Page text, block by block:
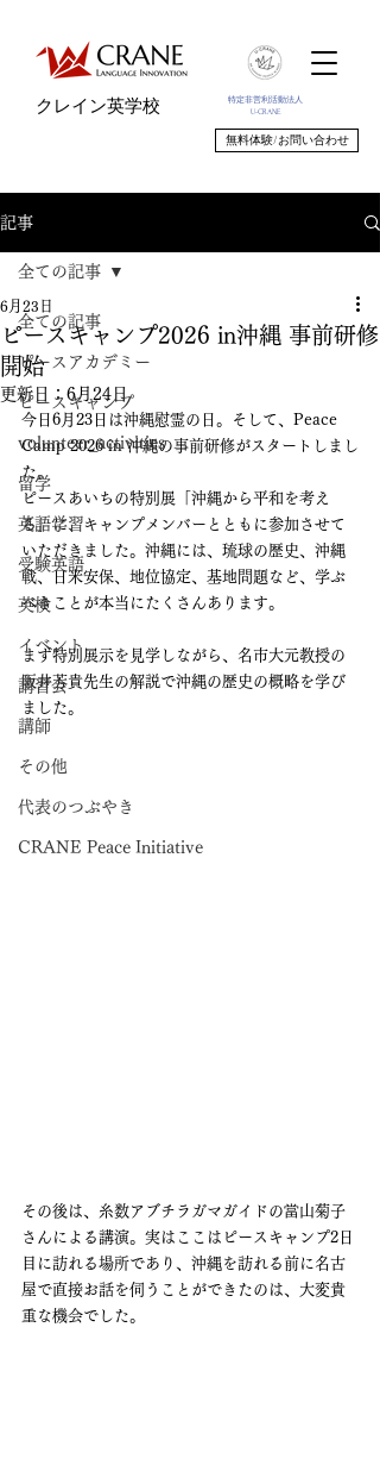
特定非営利活動法人
U-CRANE
クレイン英学校
無料体験/お問い合わせ
記事
全ての記事
ピースアカデミー
ピースキャンプ
volunteer_activities
留学
英語学習
受験英語
英検
イベント
講習会
講師
その他
代表のつぶやき
CRANE Peace Initiative
全ての記事
ピースキャンプ2026 in沖縄 事前研修
開始
6月23日
更新日： 6月24日
今日6月23日は沖縄慰霊の日。そして、Peace
Camp 2026 in 沖縄の事前研修がスタートしまし
た。
ピースあいちの特別展「沖縄から平和を考え
る」に、キャンプメンバーとともに参加させて
いただきました。沖縄には、琉球の歴史、沖縄
戦、日米安保、地位協定、基地問題など、学ぶ
べきことが本当にたくさんあります。
まず特別展示を見学しながら、名市大元教授の
阪井芳貴先生の解説で沖縄の歴史の概略を学び
ました。
その後は、糸数アブチラガマガイドの當山菊子
さんによる講演。実はここはピースキャンプ2日
目に訪れる場所であり、沖縄を訪れる前に名古
屋で直接お話を伺うことができたのは、大変貴
重な機会でした。